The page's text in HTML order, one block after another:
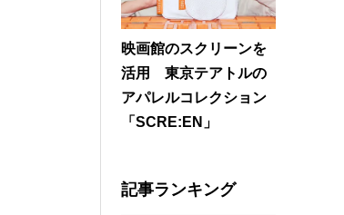
映画館のスクリーンを
活用 東京テアトルの
アパレルコレクション
「SCRE:EN」
記事ランキング